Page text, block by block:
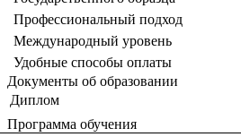
Профессиональный подход
Международный уровень
Удобные способы оплаты
Документы об образовании
Диплом
Программа обучения